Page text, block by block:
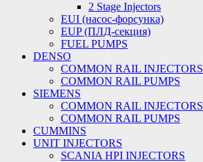
2 Stage Injectors
EUI (насос-форсунка)
EUP (ПЛД-секция)
FUEL PUMPS
DENSO
COMMON RAIL INJECTORS
COMMON RAIL PUMPS
SIEMENS
COMMON RAIL INJECTORS
COMMON RAIL PUMPS
CUMMINS
UNIT INJECTORS
SCANIA HPI INJECTORS